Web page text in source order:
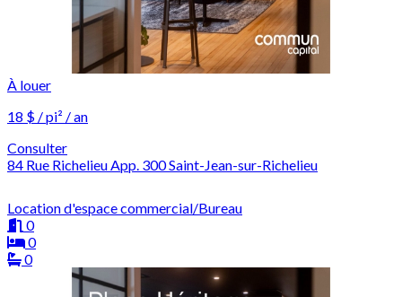
À louer
18 $ / pi² / an
Consulter
84 Rue Richelieu App. 300 Saint-Jean-sur-Richelieu
Location d'espace commercial/Bureau
0
0
0